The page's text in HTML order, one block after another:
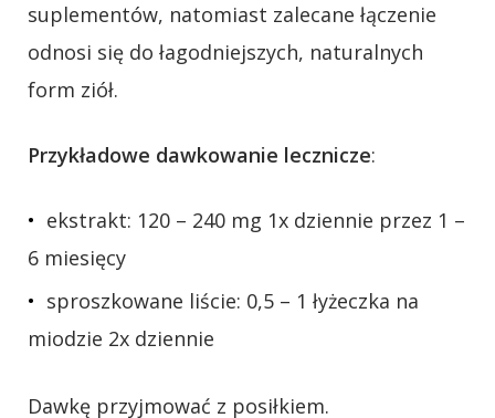
suplementów, natomiast zalecane łączenie
odnosi się do łagodniejszych, naturalnych
form ziół.
Przykładowe dawkowanie lecznicze:
ekstrakt: 120 – 240 mg 1x dziennie przez 1 –
6 miesięcy
sproszkowane liście: 0,5 – 1 łyżeczka na
miodzie 2x dziennie
Dawkę przyjmować z posiłkiem.